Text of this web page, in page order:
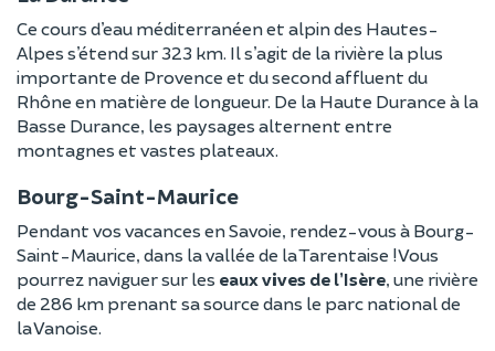
Ce cours d’eau méditerranéen et alpin des Hautes-
Alpes s’étend sur 323 km. Il s’agit de la rivière la plus
importante de Provence et du second affluent du
Rhône en matière de longueur. De la Haute Durance à la
Basse Durance, les paysages alternent entre
montagnes et vastes plateaux.
Bourg-Saint-Maurice
Pendant vos vacances en Savoie, rendez-vous à Bourg-
Saint-Maurice, dans la vallée de la Tarentaise ! Vous
pourrez naviguer sur les eaux vives de l’Isère, une rivière
de 286 km prenant sa source dans le parc national de
la Vanoise.